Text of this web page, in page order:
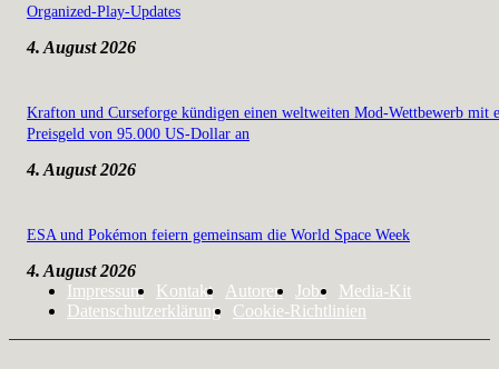
Organized-Play-Updates
4. August 2026
Krafton und Curseforge kündigen einen weltweiten Mod-Wettbewerb mit
Preisgeld von 95.000 US-Dollar an
4. August 2026
ESA und Pokémon feiern gemeinsam die World Space Week
4. August 2026
Impressum
Kontakt Autoren Jobs
Media-Kit
Datenschutzerklärung
Cookie-Richtlinien